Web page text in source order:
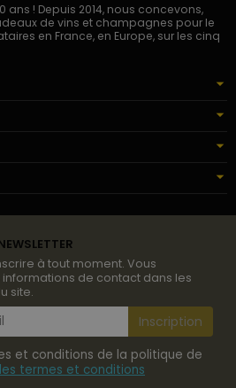
ans ! Depuis 2014, nous concevons,
de vins et champagnes pour le
en France, en Europe, sur les cinq
à tout moment. Vous
de contact dans les
site.
et conditions de la politique de
termes et conditions